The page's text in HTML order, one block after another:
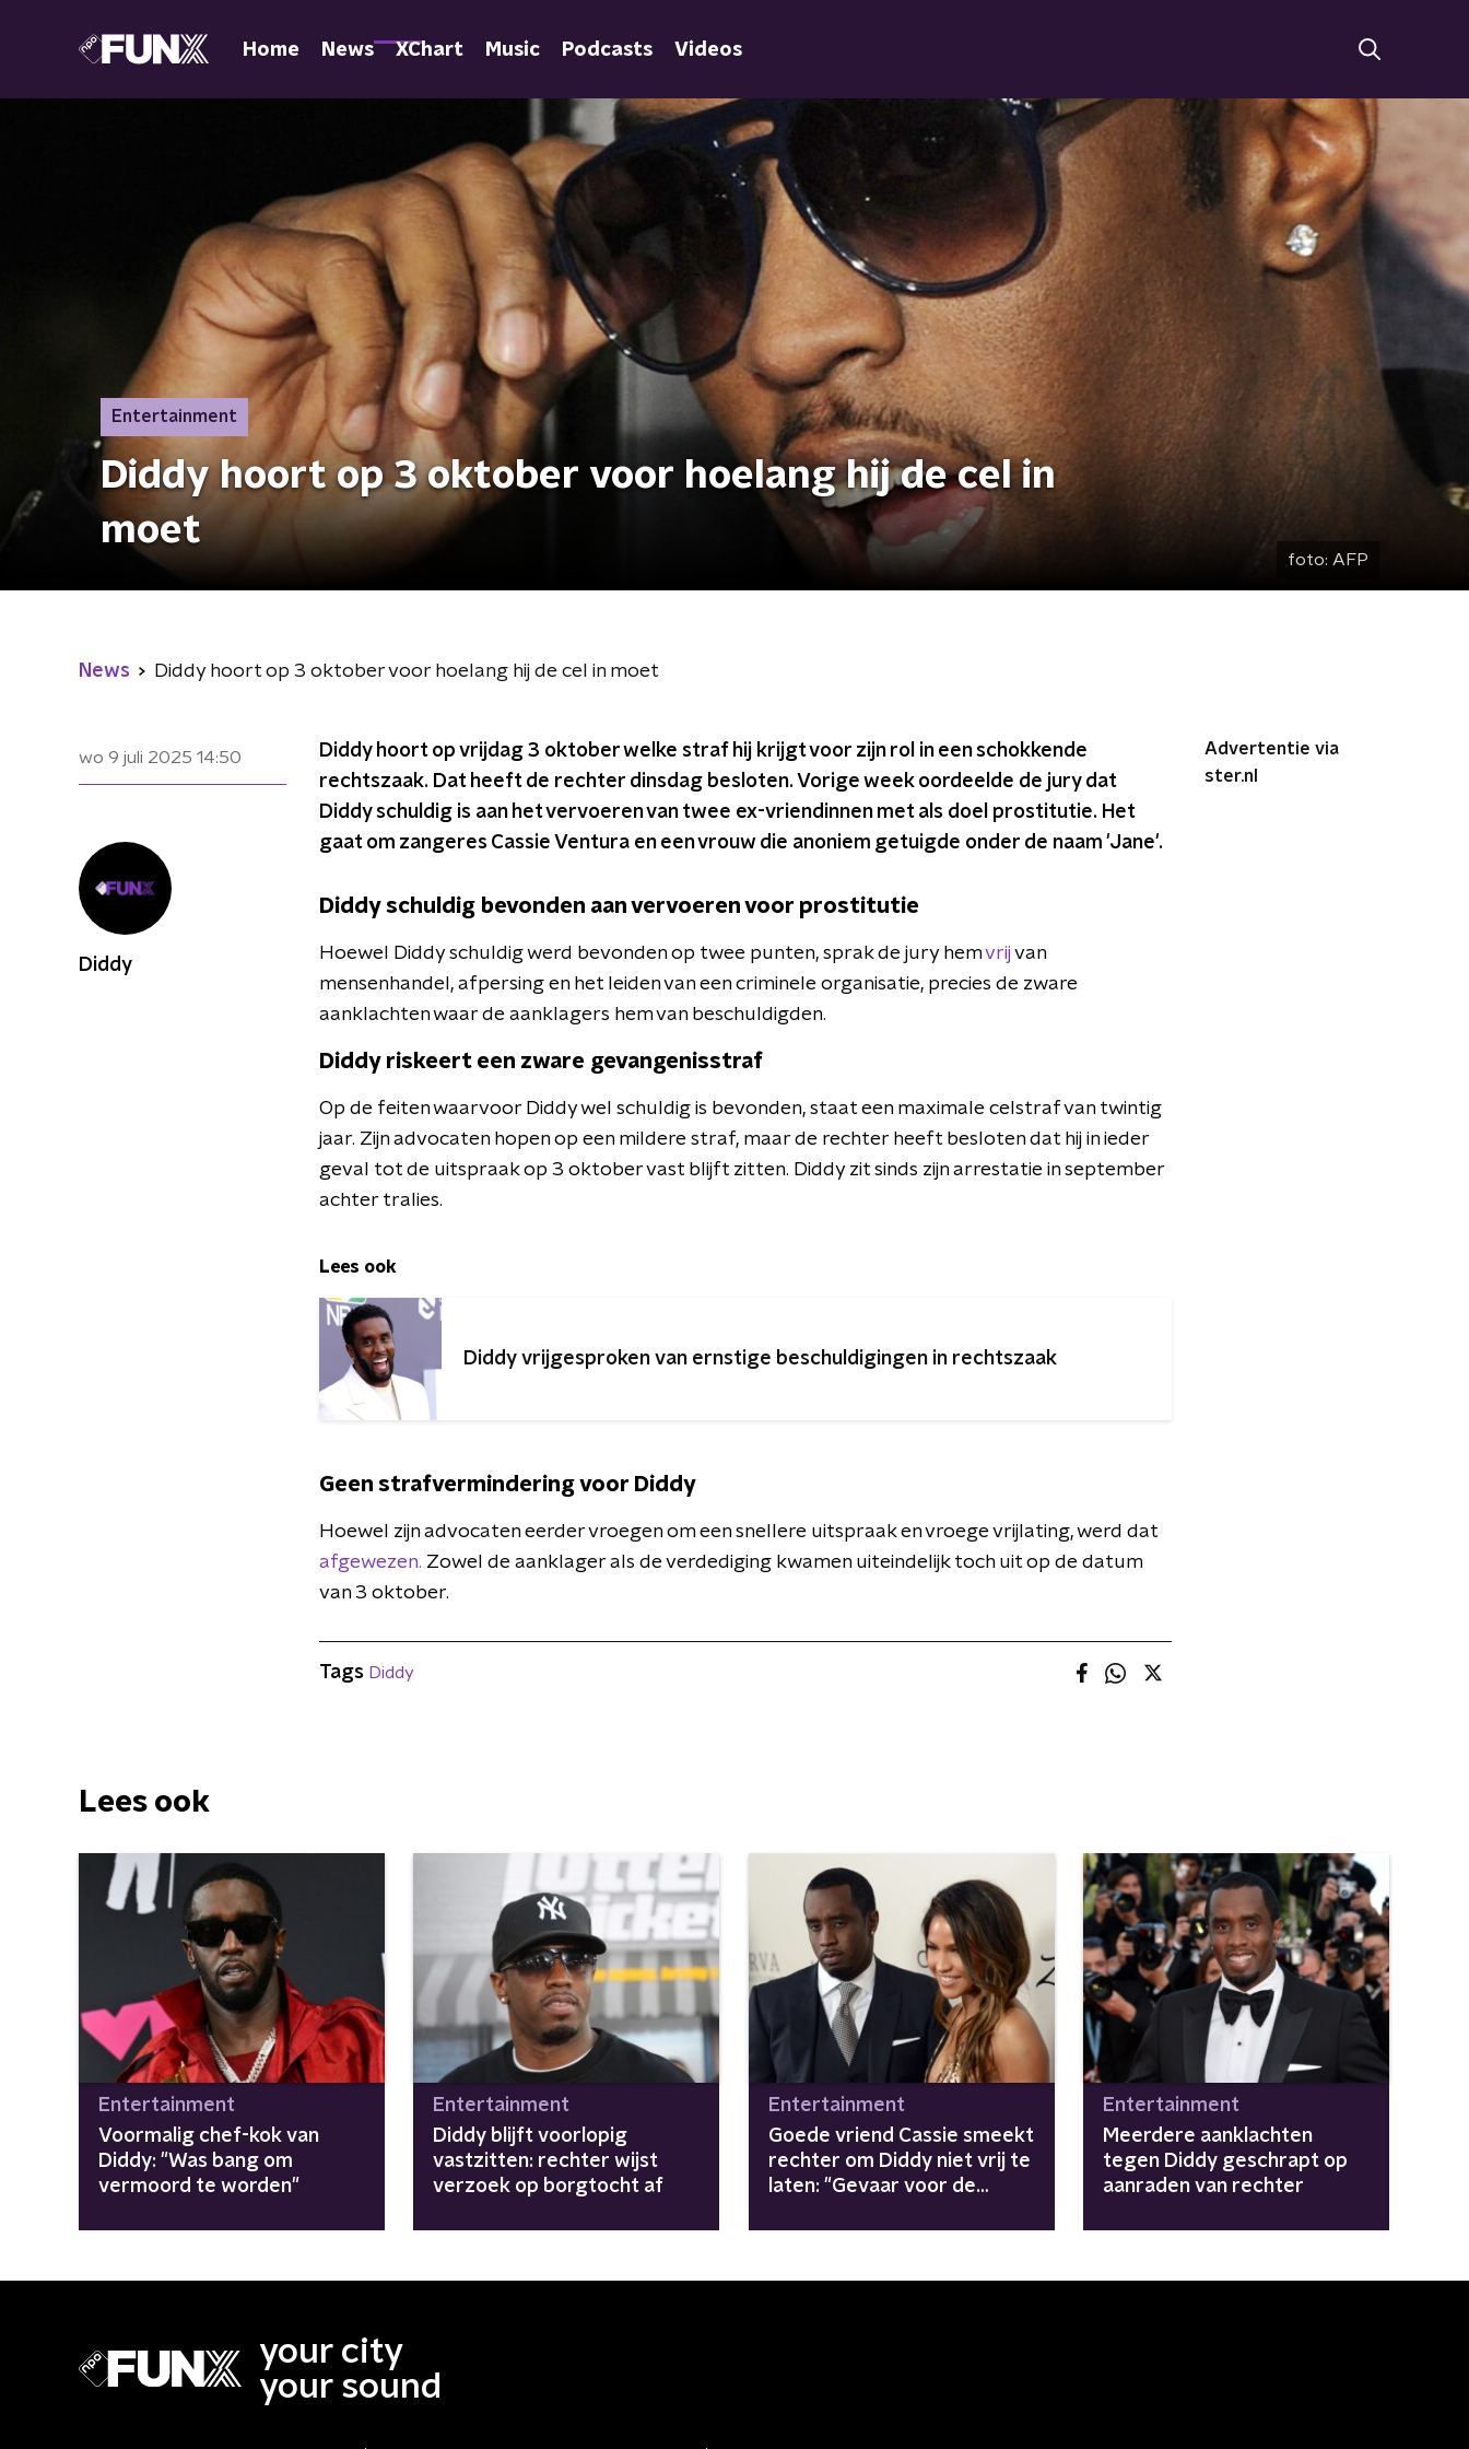
Home News XChart Music Podcasts Videos
Entertainment
Diddy hoort op 3 oktober voor hoelang hij de cel in
moet
foto: AFP
News Diddy hoort op 3 oktober voor hoelang hij de cel in moet
wo 9 juli 2025 14:50
Diddy hoort op vrijdag 3 oktober welke straf hij krijgt voor zijn rol in een schokkende
rechtszaak. Dat heeft de rechter dinsdag besloten. Vorige week oordeelde de jury dat
Diddy schuldig is aan het vervoeren van twee ex-vriendinnen met als doel prostitutie. Het
gaat om zangeres Cassie Ventura en een vrouw die anoniem getuigde onder de naam 'Jane'.
Diddy schuldig bevonden aan vervoeren voor prostitutie
Hoewel Diddy schuldig werd bevonden op twee punten, sprak de jury hemvrij van
mensenhandel, afpersing en het leiden van een criminele organisatie, precies de zware
aanklachten waar de aanklagers hem van beschuldigden.
Diddy riskeert een zware gevangenisstraf
Op de feiten waarvoor Diddy wel schuldig is bevonden, staat een maximale celstraf van twintig
jaar. Zijn advocaten hopen op een mildere straf, maar de rechter heeft besloten dat hij in ieder
geval tot de uitspraak op 3 oktober vast blijft zitten. Diddy zit sinds zijn arrestatie in september
achter tralies.
Lees ook
Diddy vrijgesproken van ernstige beschuldigingen in rechtszaak
Geen strafvermindering voor Diddy
Hoewel zijn advocaten eerder vroegen om een snellere uitspraak en vroege vrijlating, werd dat
afgewezen. Zowel de aanklager als de verdediging kwamen uiteindelijk toch uit op de datum
van 3 oktober.
Advertentie via
ster.nl
Diddy
Tags Diddy
Lees ook
Entertainment
Voormalig chef-kok van
Diddy: "Was bang om
vermoord te worden"
Entertainment
Diddy blijft voorlopig
vastzitten: rechter wijst
verzoek op borgtocht af
Entertainment
Goede vriend Cassie smeekt
rechter om Diddy niet vrij te
laten: "Gevaar voor de
Entertainment
Meerdere aanklachten
tegen Diddy geschrapt op
aanraden van rechter
your city
your sound